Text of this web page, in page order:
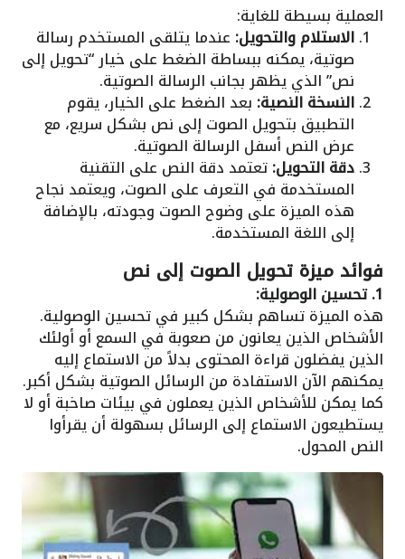
العملية بسيطة للغاية:
الاستلام والتحويل: عندما يتلقى المستخدم رسالة
صوتية، يمكنه ببساطة الضغط على خيار “تحويل إلى
نص” الذي يظهر بجانب الرسالة الصوتية.
النسخة النصية: بعد الضغط على الخيار، يقوم
التطبيق بتحويل الصوت إلى نص بشكل سريع، مع
عرض النص أسفل الرسالة الصوتية.
دقة التحويل:تعتمد دقة النص على التقنية
المستخدمة في التعرف على الصوت، ويعتمد نجاح
هذه الميزة على وضوح الصوت وجودته، بالإضافة
إلى اللغة المستخدمة.
فوائد ميزة تحويل الصوت إلى نص
1. تحسين الوصولية:
هذه الميزة تساهم بشكل كبير في تحسين الوصولية.
الأشخاص الذين يعانون من صعوبة في السمع أو أولئك
الذين يفضلون قراءة المحتوى بدلاً من الاستماع إليه
يمكنهم الآن الاستفادة من الرسائل الصوتية بشكل أكبر.
كما يمكن للأشخاص الذين يعملون في بيئات صاخبة أو لا
يستطيعون الاستماع إلى الرسائل بسهولة أن يقرأوا
النص المحول.